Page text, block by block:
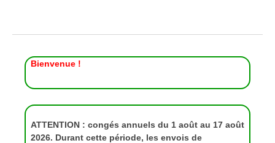
être
page
du
produit
Bienvenue !
ATTENTION : congés annuels du 1 août au 17 août
2026. Durant cette période, les envois de